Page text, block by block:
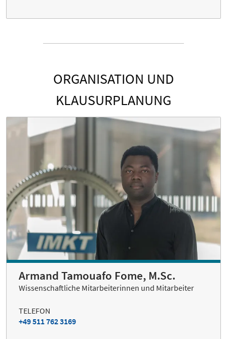
ORGANISATION UND
KLAUSURPLANUNG
Armand Tamouafo Fome, M.Sc.
Wissenschaftliche Mitarbeiterinnen und Mitarbeiter
TELEFON
+49 511 762 3169